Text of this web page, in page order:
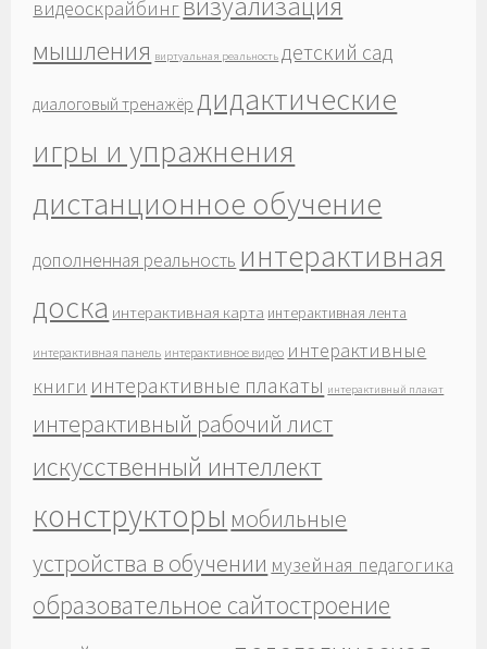
видеоскрайбинг
мышления виртуальная реальность детский сад
диалоговый тренажёр дидактические
игры и упражнения
дистанционное обучение
дополненная реальность интерактивная
доска интерактивная карта интерактивная лента
интерактивная панель интерактивное видео интерактивные
книги интерактивные плакаты интерактивный плакат
интерактивный рабочий лист
искусственный интеллект
конструкторы мобильные
устройства в обучении музейная педагогика
образовательное сайтостроение